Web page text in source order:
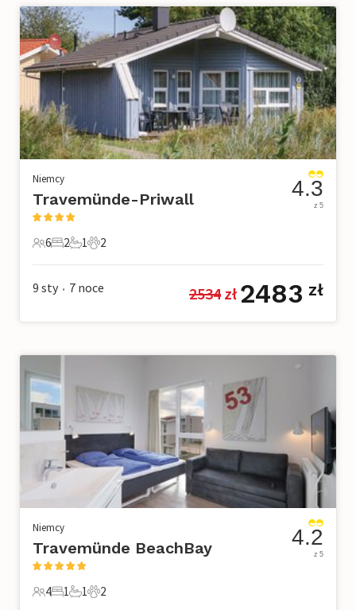
Niemcy
Travemünde-Priwall
6 Goście
6
2 Sypialnie
2
1 Łazienka
1
2 Zwierzęta domowe
2
4.3
z 5
9 sty • 7 noce 2534 zł 2483 zł
Niemcy
Travemünde BeachBay
4 Goście
4
1 Sypialnia
1
1 Łazienka
1
2 Zwierzęta domowe
2
4.2
z 5